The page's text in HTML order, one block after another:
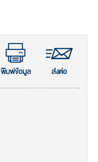
พิมพ์ข้อมูล ส่งต่อ